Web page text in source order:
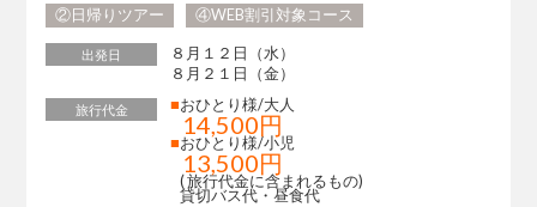
②日帰りツアー ④WEB割引対象コース
出発日
８月１２日（水）
８月２１日（金）
旅行代金 ■おひとり様/大人
14,500円
■おひとり様/小児
13,500円
( 旅行代金に含まれるもの)
貸切バス代・昼食代